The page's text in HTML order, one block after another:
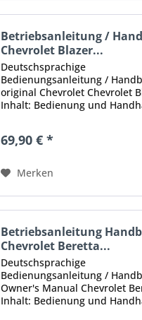
Betriebsanleitung /
Chevrolet Blazer...
Deutschsprachige
Bedienungsanleitung /
original Chevrolet Chevrolet
Inhalt: Bedienung und
Daten Umfang: 200 Seiten
69,90 € *
Merken
Betriebsanleitung
Chevrolet Beretta...
Deutschsprachige
Bedienungsanleitung /
Owner's Manual Chevrolet
Inhalt: Bedienung und